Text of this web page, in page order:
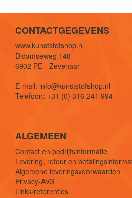
CONTACTGEGEVENS
www.kunststofshop.nl
Didamseweg 148
6902 PE - Zevenaar
E-mail: info@kunststofshop.nl
Telefoon: +31 (0) 316 241 994
ALGEMEEN
Contact en bedrijfsinformatie
Levering, retour en
Algemene leveringsvoorwaarden
Privacy-AVG
Links/referenties